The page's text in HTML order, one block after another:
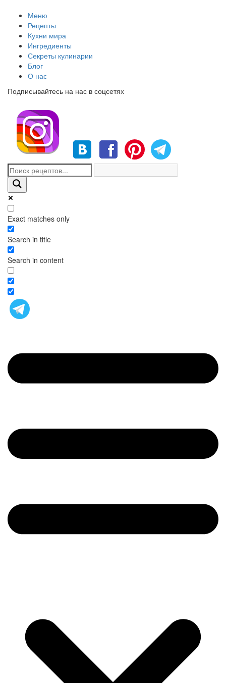
Меню
Рецепты
Кухни мира
Ингредиенты
Секреты кулинарии
Блог
О нас
Подписывайтесь на нас в соцсетях
Exact matches only
Search in title
Search in content